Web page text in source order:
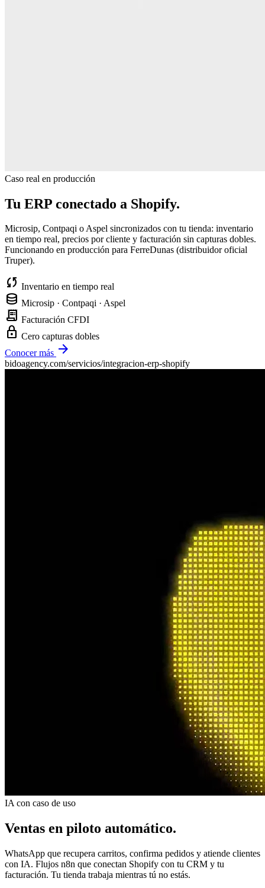
Caso real en producción
Tu ERP conectado a Shopify.
Microsip, Contpaqi o Aspel sincronizados con tu tienda: inventario
en tiempo real, precios por cliente y facturación sin capturas dobles.
Funcionando en producción para FerreDunas (distribuidor oficial
Truper).
sync Inventario en tiempo real
database Microsip · Contpaqi · Aspel
receipt_long Facturación CFDI
lock Cero capturas dobles
Conocer más arrow_forward
bidoagency.com/servicios/integracion-erp-shopify
IA con caso de uso
Ventas en piloto automático.
WhatsApp que recupera carritos, confirma pedidos y atiende clientes
con IA. Flujos n8n que conectan Shopify con tu CRM y tu
facturación. Tu tienda trabaja mientras tú no estás.